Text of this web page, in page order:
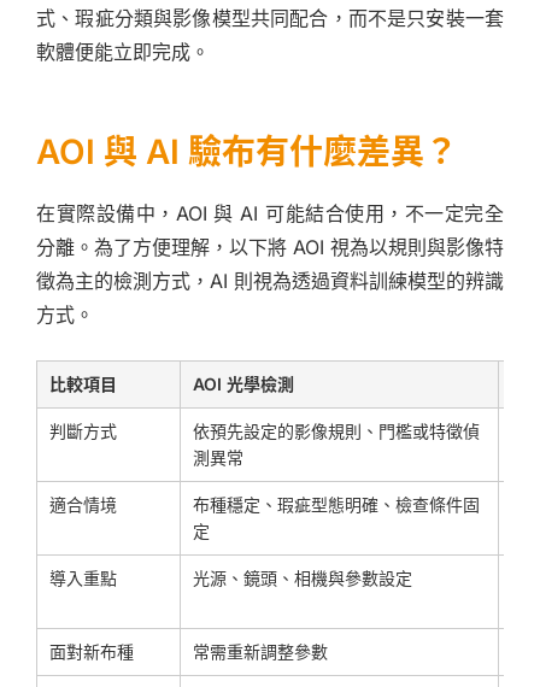
式、瑕疵分類與影像模型共同配合，而不是只安裝一套
軟體便能立即完成。
AOI 與 AI 驗布有什麼差異？
在實際設備中，AOI 與 AI 可能結合使用，不一定完全
分離。為了方便理解，以下將 AOI 視為以規則與影像特
徵為主的檢測方式，AI 則視為透過資料訓練模型的辨識
方式。
比較項目 AOI 光學檢測
判斷方式
依預先設定的影像規則、門檻或特徵偵
測異常
適合情境
布種穩定、瑕疵型態明確、檢查條件固
定
導入重點 光源、鏡頭、相機與參數設定
面對新布種 常需重新調整參數